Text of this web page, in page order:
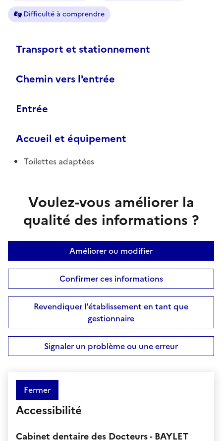
Difficulté à comprendre
Transport et stationnement
Chemin vers l'entrée
Entrée
Accueil et équipement
Toilettes adaptées
Voulez-vous améliorer la
qualité des informations ?
Améliorer ou modifier
Confirmer ces informations
Revendiquer l'établissement en tant que
gestionnaire
Signaler un problème ou une erreur
Fermer
Accessibilité
Cabinet dentaire des Docteurs - BAYLET